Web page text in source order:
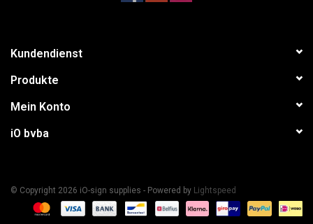
Kundendienst
Produkte
Mein Konto
iO bvba
© Copyright 2026 iO-sign supplies - Powered by Lightspeed